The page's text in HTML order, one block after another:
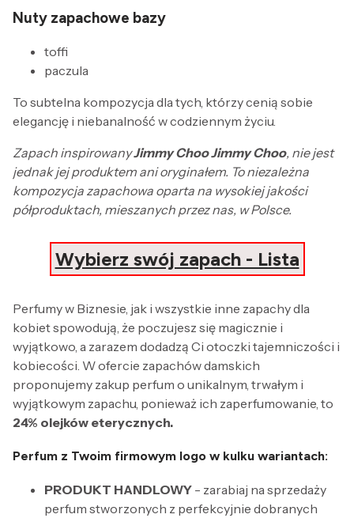
Nuty zapachowe bazy
toffi
paczula
To subtelna kompozycja dla tych, którzy cenią sobie
elegancję i niebanalność w codziennym życiu.
Zapach inspirowanyJimmy Choo Jimmy Choo, nie jest
jednak jej produktem ani oryginałem. To niezależna
kompozycja zapachowa oparta na wysokiej jakości
półproduktach, mieszanych przez nas, w Polsce.
Wybierz swój zapach - Lista
Perfumy w Biznesie, jak i wszystkie inne zapachy dla
kobiet spowodują, że poczujesz się magicznie i
wyjątkowo, a zarazem dodadzą Ci otoczki tajemniczości i
kobiecości. W ofercie zapachów damskich
proponujemy zakup perfum o unikalnym, trwałym i
wyjątkowym zapachu, ponieważ ich zaperfumowanie, to
24% olejków eterycznych.
Perfum z Twoim firmowym logo w kulku wariantach:
PRODUKT HANDLOWY - zarabiaj na sprzedaży
perfum stworzonych z perfekcyjnie dobranych